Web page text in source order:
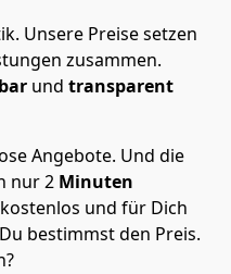
Unsere Preise setzen
zusammen.
und transparent
Angebote. Und die
nur2 Minuten
und für Dich
bestimmst den Preis.